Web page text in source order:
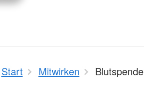
Start Mitwirken Blutspende